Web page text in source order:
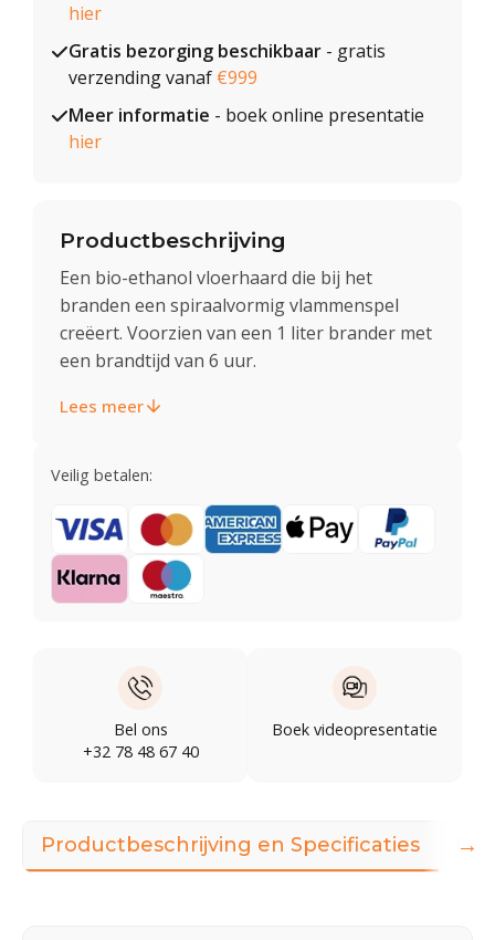
hier
Gratis bezorging beschikbaar - gratis
verzending vanaf €999
Meer informatie - boek online presentatie
hier
Productbeschrijving
Een bio-ethanol vloerhaard die bij het
branden een spiraalvormig vlammenspel
creëert. Voorzien van een 1 liter brander met
een brandtijd van 6 uur.
Lees meer
Veilig betalen:
Bel ons
+32 78 48 67 40
Boek videopresentatie
Productbeschrijving en Specificaties →